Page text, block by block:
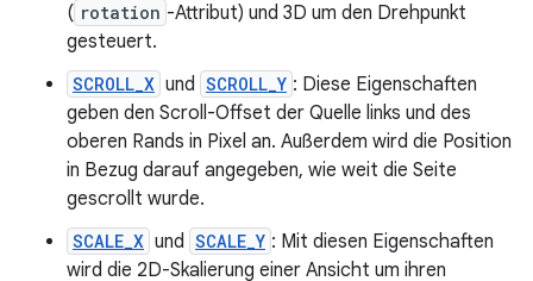
( rotation -Attribut) und 3D um den Drehpunkt
gesteuert.
SCROLL_X und SCROLL_Y : Diese Eigenschaften
geben den Scroll-Offset der Quelle links und des
oberen Rands in Pixel an. Außerdem wird die Position
in Bezug darauf angegeben, wie weit die Seite
gescrollt wurde.
SCALE_X und SCALE_Y : Mit diesen Eigenschaften
wird die 2D-Skalierung einer Ansicht um ihren